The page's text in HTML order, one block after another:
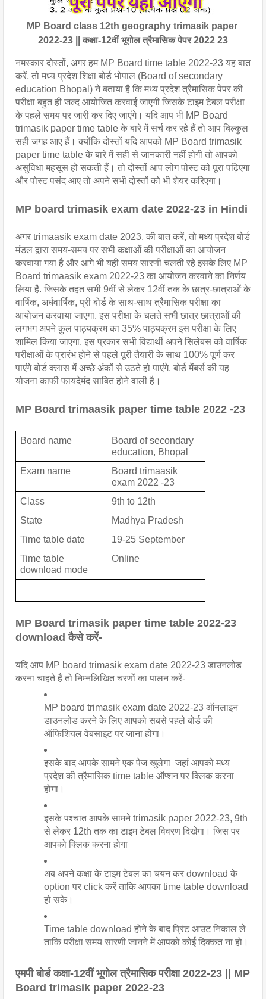
MP Board class 12th geography trimasik paper
2022-23 || कक्षा-12वीं भूगोल त्रैमासिक पेपर 2022 23
नमस्कार दोस्तों, अगर हम MP Board time table 2022-23 यह बात
करें, तो मध्य प्रदेश शिक्षा बोर्ड भोपाल (Board of secondary
education Bhopal) ने बताया है कि मध्य प्रदेश त्रैमासिक पेपर की
परीक्षा बहुत ही जल्द आयोजित करवाई जाएगी जिसके टाइम टेबल परीक्षा
के पहले समय पर जारी कर दिए जाएंगे। यदि आप भी MP Board
trimasik paper time table के बारे में सर्च कर रहे हैं तो आप बिल्कुल
सही जगह आए हैं। क्योंकि दोस्तों यदि आपको MP Board trimasik
paper time table के बारे में सही से जानकारी नहीं होगी तो आपको
असुविधा महसूस हो सकती हैं। तो दोस्तों आप लोग पोस्ट को पूरा पढ़िएगा
और पोस्ट पसंद आए तो अपने सभी दोस्तों को भी शेयर करिएगा।
MP board trimasik exam date 2022-23 in Hindi
अगर trimaasik exam date 2023, की बात करें, तो मध्य प्रदेश बोर्ड
मंडल द्वारा समय-समय पर सभी कक्षाओं की परीक्षाओं का आयोजन
करवाया गया है और आगे भी यही समय सारणी चलती रहे इसके लिए MP
Board trimaasik exam 2022-23 का आयोजन करवाने का निर्णय
लिया है. जिसके तहत सभी 9वीं से लेकर 12वीं तक के छात्र-छात्राओं के
वार्षिक, अर्धवार्षिक, प्री बोर्ड के साथ-साथ त्रैमासिक परीक्षा का
आयोजन करवाया जाएगा. इस परीक्षा के चलते सभी छात्र छात्राओं की
लगभग अपने कुल पाठ्यक्रम का 35% पाठ्यक्रम इस परीक्षा के लिए
शामिल किया जाएगा. इस प्रकार सभी विद्यार्थी अपने सिलेबस को वार्षिक
परीक्षाओं के प्रारंभ होने से पहले पूरी तैयारी के साथ 100% पूर्ण कर
पाएंगे बोर्ड क्लास में अच्छे अंकों से उठते हो पाएंगे. बोर्ड मेंबर्स की यह
योजना काफी फायदेमंद साबित होने वाली है।
MP Board trimaasik paper time table 2022 -23
Board name
Board of secondary
education, Bhopal
Exam name
Board trimaasik
exam 2022 -23
Class
9th to 12th
State
Madhya Pradesh
Time table date
19-25 September
Time table
download mode
Online
MP Board trimasik paper time table 2022-23
download कैसे करें-
यदि आप MP board trimasik exam date 2022-23 डाउनलोड
करना चाहते हैं तो निम्नलिखित चरणों का पालन करें-
MP board trimasik exam date 2022-23 ऑनलाइन
डाउनलोड करने के लिए आपको सबसे पहले बोर्ड की
ऑफिशियल वेबसाइट पर जाना होगा।
इसके बाद आपके सामने एक पेज खुलेगा  जहां आपको मध्य
प्रदेश की त्रैमासिक time table ऑप्शन पर क्लिक करना
होगा।
इसके पश्चात आपके सामने trimasik paper 2022-23, 9th
से लेकर 12th तक का टाइम टेबल विवरण दिखेगा। जिस पर
आपको क्लिक करना होगा
अब अपने कक्षा के टाइम टेबल का चयन कर download के
option पर click करें ताकि आपका time table download
हो सके।
Time table download होने के बाद प्रिंट आउट निकाल ले
ताकि परीक्षा समय सारणी जानने में आपको कोई दिक्कत ना हो।
एमपी बोर्ड कक्षा-12वीं भूगोल त्रैमासिक परीक्षा 2022-23 || MP
Board trimasik paper 2022-23